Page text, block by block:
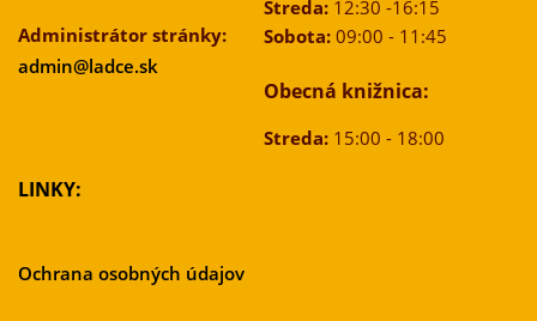
Administrátor stránky:
admin@ladce.sk
Streda:12:30 -16:15
Sobota:09:00 - 11:45
Obecná knižnica:
Streda:15:00 - 18:00
LINKY:
Ochrana osobných údajov